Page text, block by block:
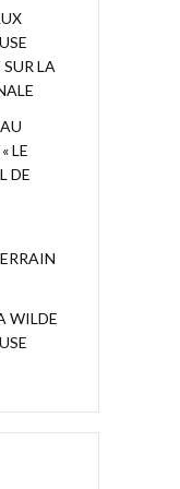
LA
LE
DE
WILDE